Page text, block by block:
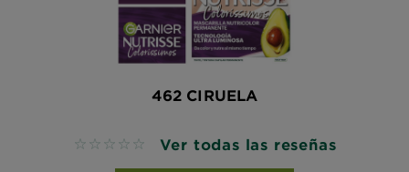
462 CIRUELA
No reviews Ver todas las reseñas